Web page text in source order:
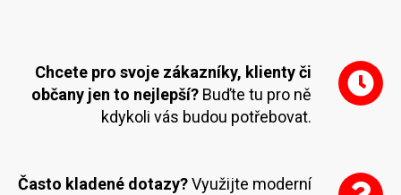
Chcete pro svoje zákazníky, klienty či
občany jen to nejlepší? Buďte tu pro ně
kdykoli vás budou potřebovat.
Často kladené dotazy?Využijte moderní